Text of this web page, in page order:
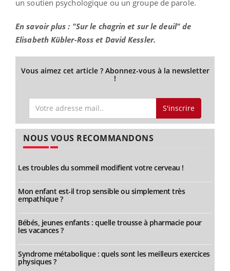
un soutien psychologique ou un groupe de parole.
En savoir plus : "Sur le chagrin et sur le deuil" de
Elisabeth Kübler-Ross et David Kessler.
Vous aimez cet article ? Abonnez-vous à la newsletter
!
S'inscrire
NOUS VOUS RECOMMANDONS
Les troubles du sommeil modifient votre cerveau !
Mon enfant est-il trop sensible ou simplement très
empathique ?
Bébés, jeunes enfants : quelle trousse à pharmacie pour
les vacances ?
Syndrome métabolique : quels sont les meilleurs exercices
physiques ?